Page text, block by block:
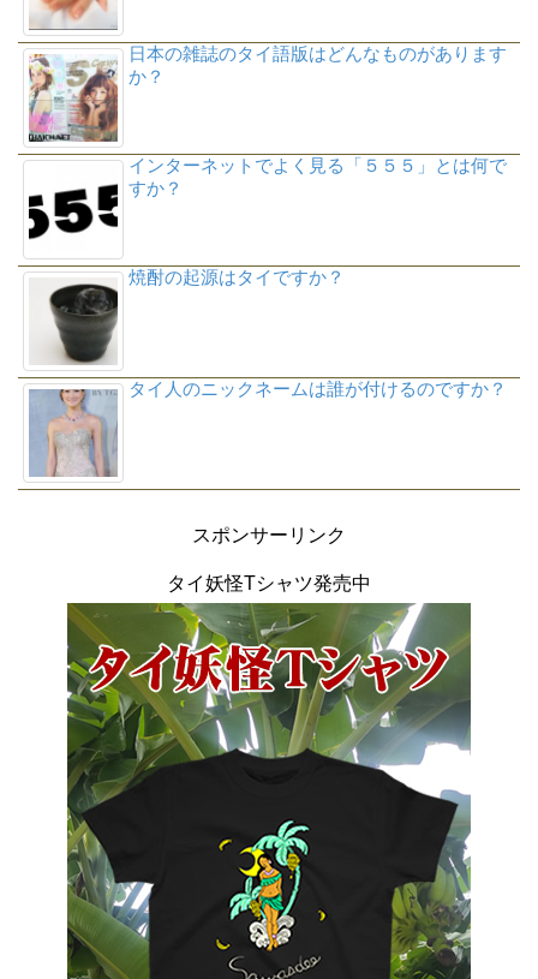
日本の雑誌のタイ語版はどんなものがあります
か？
インターネットでよく見る「５５５」とは何で
すか？
焼酎の起源はタイですか？
タイ人のニックネームは誰が付けるのですか？
スポンサーリンク
タイ妖怪Tシャツ発売中